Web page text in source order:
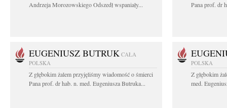
Andrzeja Morozowskiego Odszedł wspaniały...
Pana prof. dr
EUGENIUSZ BUTRUK CAŁA
POLSKA
Z głębokim żalem przyjęliśmy wiadomość o śmierci
Pana prof. dr hab. n. med. Eugeniusza Butruka...
POLSKA
Z głębokim
med.